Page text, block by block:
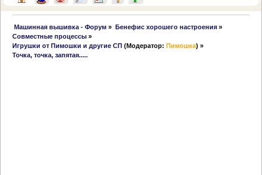
Машинная вышивка - Форум » Бенефис хорошего настроения»
Совместные процессы »
Игрушки от Пимошки и другие СП (Модератор:Пимошка) »
Точка, точка, запятая.....